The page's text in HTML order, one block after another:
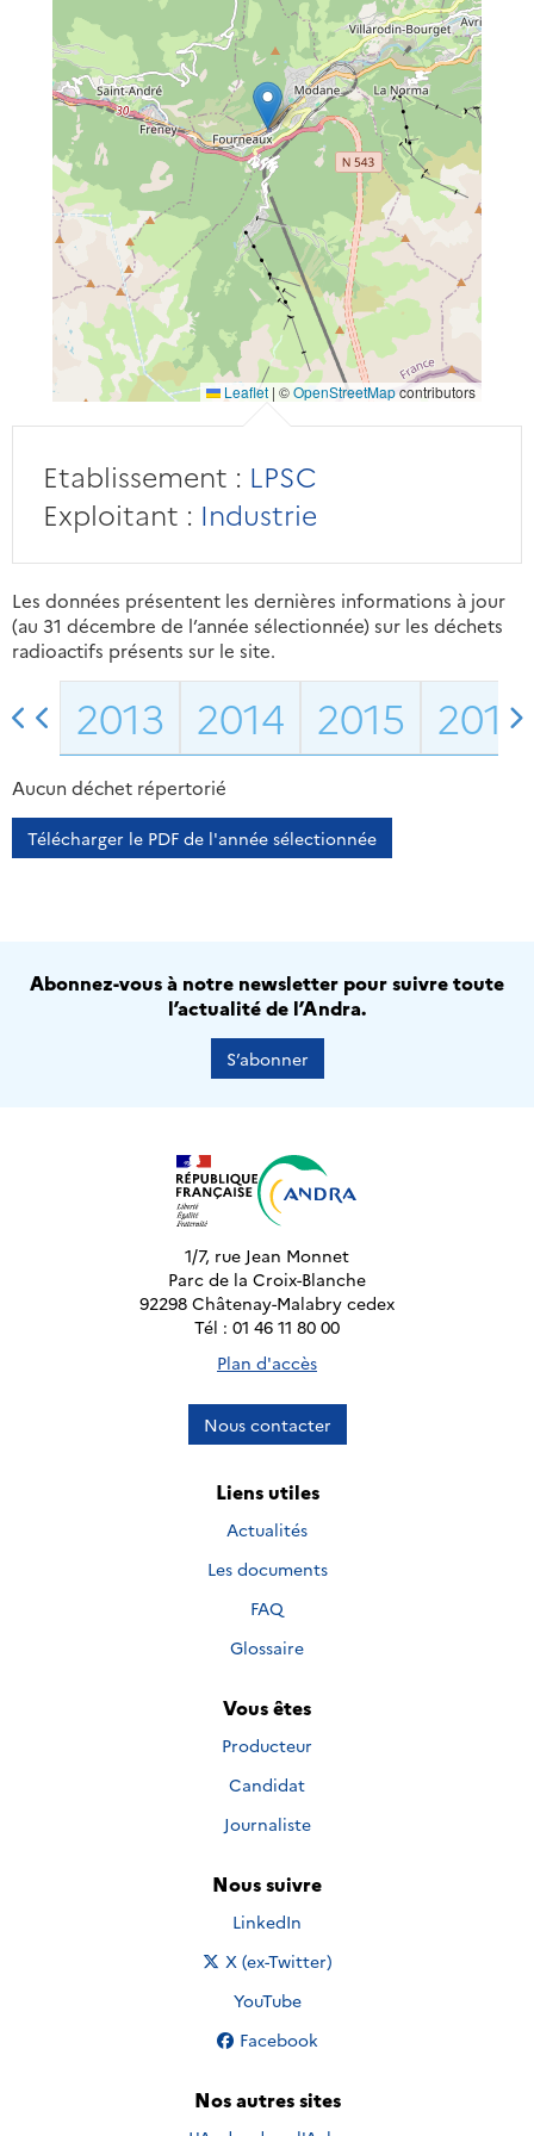
Leaflet | ©OpenStreetMapcontributors
Etablissement : LPSC
Exploitant : Industrie
Les données présentent les dernières informations à jour
(au 31 décembre de l’année sélectionnée) sur les déchets
radioactifs présents sur le site.
2013 2014 2015 2016
Aucun déchet répertorié
Télécharger le PDF de l'année sélectionnée
Abonnez-vous à notre newsletter pour suivre toute
l’actualité de l’Andra.
S’abonner
1/7, rue Jean Monnet
Parc de la Croix-Blanche
92298 Châtenay-Malabry cedex
Tél : 01 46 11 80 00
Plan d'accès
Nous contacter
Liens utiles
Actualités
Les documents
FAQ
Glossaire
Vous êtes
Producteur
Candidat
Journaliste
Nous suivre
Nous suivre sur
LinkedIn
Nous suivre sur
X (ex-Twitter)
Nous suivre sur
YouTube
Nous suivre sur
Facebook
Nos autres sites